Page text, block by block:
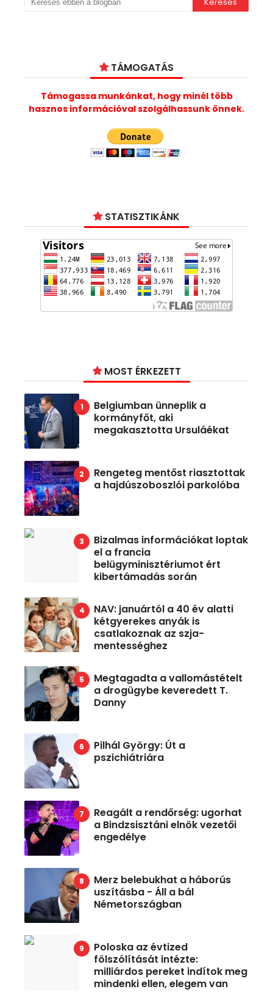
TÁMOGATÁS
Támogassa munkánkat, hogy minél több
hasznos információval szolgálhassunk önnek.
STATISZTIKÁNK
MOST ÉRKEZETT
Belgiumban ünneplik a
kormányfőt, aki
megakasztotta Ursuláékat
Rengeteg mentőst riasztottak
a hajdúszoboszlói parkolóba
Bizalmas információkat loptak
el a francia
belügyminisztériumot ért
kibertámadás során
NAV: januártól a 40 év alatti
kétgyerekes anyák is
csatlakoznak az szja-
mentességhez
Megtagadta a vallomástételt
a drogügybe keveredett T.
Danny
Pilhál György: Út a
pszichiátriára
Reagált a rendőrség: ugorhat
a Bindzsisztáni elnök vezetői
engedélye
Merz belebukhat a háborús
uszításba - Áll a bál
Németországban
Poloska az évtized
fölszólítását intézte:
milliárdos pereket indítok meg
mindenki ellen, elegem van